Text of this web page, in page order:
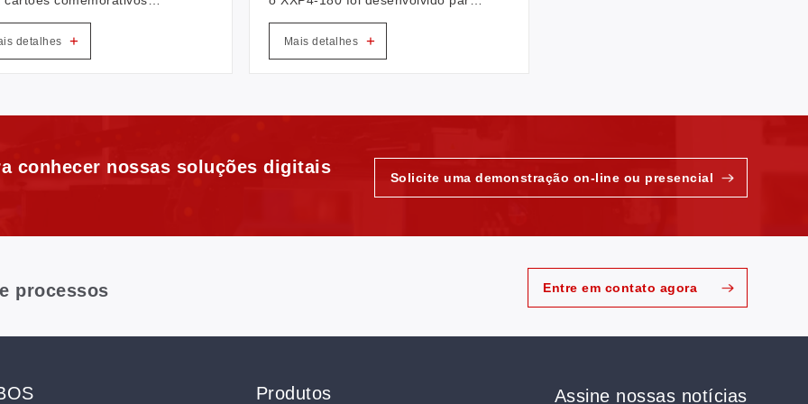
Não há dúvida de que
detalhes +
comparação com a impressão e o
ambientalmente segura, criação e
rápidos e claros e capacidade
estereoscópica.
Mais detalhes +
conhecer nossas soluções digitais
Solicite uma demonstração on-line ou presencial
processos Entre em contato agora
Produtos Assine nossas notícias